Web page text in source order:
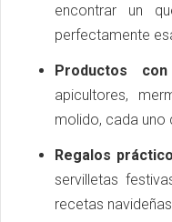
encontrar un
perfectamente
Productos
apicultores,
molido, cada uno
Regalos
servilletas
recetas